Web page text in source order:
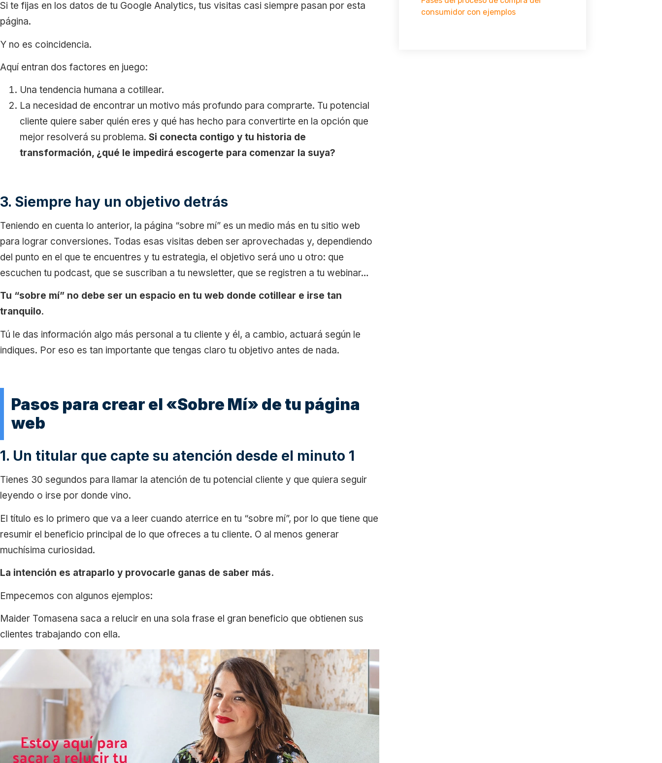
Si te fijas en los datos de tu Google Analytics, tus visitas casi siempre pasan por esta
página.
Y no es coincidencia.
Aquí entran dos factores en juego:
Una tendencia humana a cotillear.
La necesidad de encontrar un motivo más profundo para comprarte. Tu potencial
cliente quiere saber quién eres y qué has hecho para convertirte en la opción que
mejor resolverá su problema. Si conecta contigo y tu historia de
transformación, ¿qué le impedirá escogerte para comenzar la suya?
3. Siempre hay un objetivo detrás
Teniendo en cuenta lo anterior, la página “sobre mí” es un medio más en tu sitio web
para lograr conversiones. Todas esas visitas deben ser aprovechadas y, dependiendo
del punto en el que te encuentres y tu estrategia, el objetivo será uno u otro: que
escuchen tu podcast, que se suscriban a tu newsletter, que se registren a tu webinar…
Tu “sobre mí” no debe ser un espacio en tu web donde cotillear e irse tan
tranquilo.
Tú le das información algo más personal a tu cliente y él, a cambio, actuará según le
indiques. Por eso es tan importante que tengas claro tu objetivo antes de nada.
Pasos para crear el «Sobre Mí» de tu página
web
1. Un titular que capte su atención desde el minuto 1
Tienes 30 segundos para llamar la atención de tu potencial cliente y que quiera seguir
leyendo o irse por donde vino.
El título es lo primero que va a leer cuando aterrice en tu “sobre mí”, por lo que tiene que
resumir el beneficio principal de lo que ofreces a tu cliente. O al menos generar
muchísima curiosidad.
La intención es atraparlo y provocarle ganas de saber más.
Empecemos con algunos ejemplos:
Maider Tomasena saca a relucir en una sola frase el gran beneficio que obtienen sus
clientes trabajando con ella.
consumidor con ejemplos